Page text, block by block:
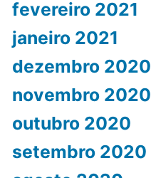
fevereiro 2021
janeiro 2021
dezembro 2020
novembro 2020
outubro 2020
setembro 2020